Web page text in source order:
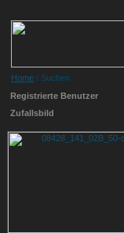
Home / Suchen
Registrierte Benutzer
Zufallsbild